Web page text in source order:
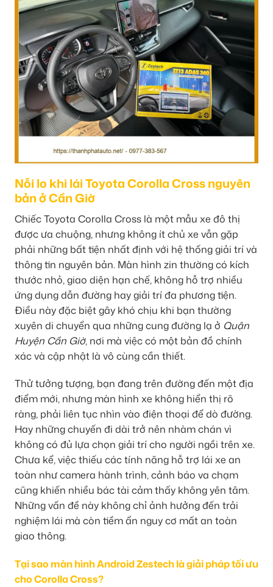
Nỗi lo khi lái Toyota Corolla Cross nguyên
bản ở Cần Giờ
Chiếc Toyota Corolla Cross là một mẫu xe đô thị
được ưa chuộng, nhưng không ít chủ xe vẫn gặp
phải những bất tiện nhất định với hệ thống giải trí và
thông tin nguyên bản. Màn hình zin thường có kích
thước nhỏ, giao diện hạn chế, không hỗ trợ nhiều
ứng dụng dẫn đường hay giải trí đa phương tiện.
Điều này đặc biệt gây khó chịu khi bạn thường
xuyên di chuyển qua những cung đường lạ ở Quận
Huyện Cần Giờ, nơi mà việc có một bản đồ chính
xác và cập nhật là vô cùng cần thiết.
Thử tưởng tượng, bạn đang trên đường đến một địa
điểm mới, nhưng màn hình xe không hiển thị rõ
ràng, phải liên tục nhìn vào điện thoại để dò đường.
Hay những chuyến đi dài trở nên nhàm chán vì
không có đủ lựa chọn giải trí cho người ngồi trên xe.
Chưa kể, việc thiếu các tính năng hỗ trợ lái xe an
toàn như camera hành trình, cảnh báo va chạm
cũng khiến nhiều bác tài cảm thấy không yên tâm.
Những vấn đề này không chỉ ảnh hưởng đến trải
nghiệm lái mà còn tiềm ẩn nguy cơ mất an toàn
giao thông.
Tại sao màn hình Android Zestech là giải pháp tối ưu
cho Corolla Cross?